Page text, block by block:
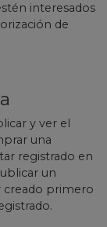
interesados
de
y ver el
una
registrado en
un
creado primero